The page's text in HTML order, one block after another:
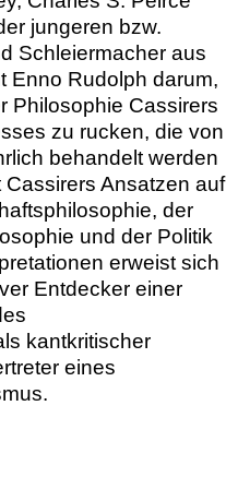
jungeren bzw.
Schleiermacher aus
Enno Rudolph darum,
Philosophie Cassirers
zu rucken, die von
behandelt werden
Ansatzen auf
der
und der Politik
erweist sich
Entdecker einer
kantkritischer
eines